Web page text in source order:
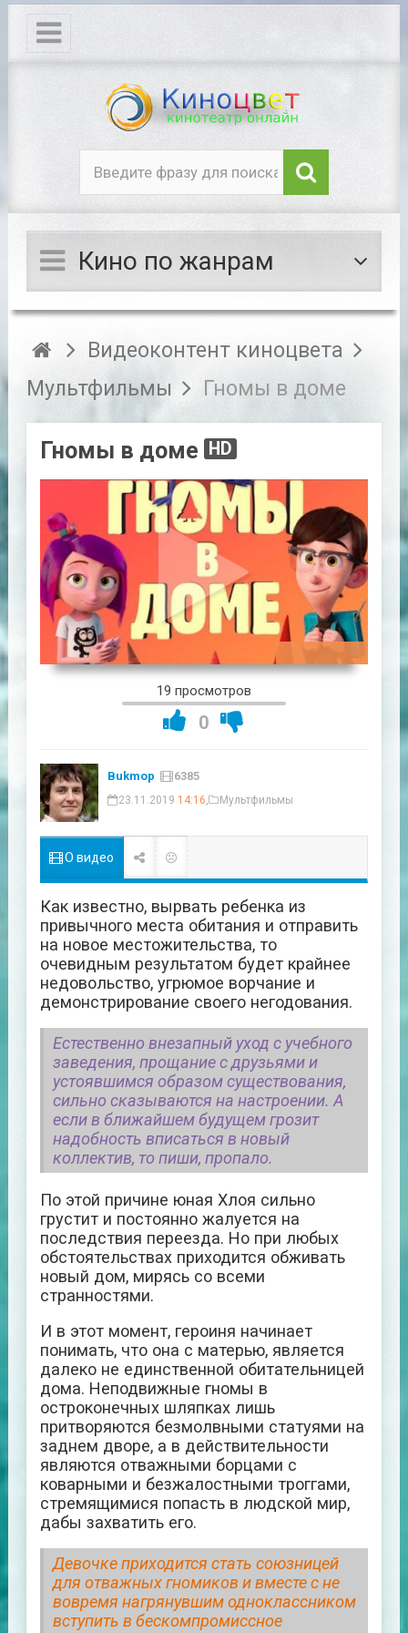
Кино по жанрам
Видеоконтент киноцвета
Мультфильмы
Гномы в доме
Гномы в доме HD
01:21:34
19 просмотров
0
Bukmop 6385
23.11.2019 14:16 Мультфильмы
О видео
Как известно, вырвать ребенка из
привычного места обитания и отправить
на новое местожительства, то
очевидным результатом будет крайнее
недовольство, угрюмое ворчание и
демонстрирование своего негодования.
Естественно внезапный уход с учебного
заведения, прощание с друзьями и
устоявшимся образом существования,
сильно сказываются на настроении. А
если в ближайшем будущем грозит
надобность вписаться в новый
коллектив, то пиши, пропало.
По этой причине юная Хлоя сильно
грустит и постоянно жалуется на
последствия переезда. Но при любых
обстоятельствах приходится обживать
новый дом, мирясь со всеми
странностями.
И в этот момент, героиня начинает
понимать, что она с матерью, является
далеко не единственной обитательницей
дома. Неподвижные гномы в
остроконечных шляпках лишь
притворяются безмолвными статуями на
заднем дворе, а в действительности
являются отважными борцами с
коварными и безжалостными троггами,
стремящимися попасть в людской мир,
дабы захватить его.
Девочке приходится стать союзницей
для отважных гномиков и вместе с не
вовремя нагрянувшим одноклассником
вступить в бескомпромиссное